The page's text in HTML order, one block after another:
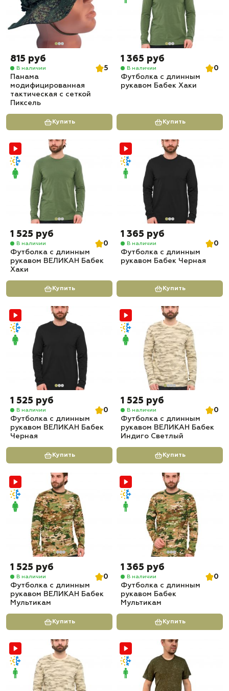
815 руб
В наличии
5
Панама
модифицированная
тактическая с сеткой
Пиксель
Купить
1 365 руб
В наличии
0
Футболка с длинным
рукавом Бабек Хаки
Купить
1 525 руб
В наличии
0
Футболка с длинным
рукавом ВЕЛИКАН Бабек
Хаки
Купить
1 365 руб
В наличии
0
Футболка с длинным
рукавом Бабек Черная
Купить
1 525 руб
В наличии
0
Футболка с длинным
рукавом ВЕЛИКАН Бабек
Черная
Купить
1 525 руб
В наличии
0
Футболка с длинным
рукавом ВЕЛИКАН Бабек
Индиго Светлый
Купить
1 525 руб
В наличии
0
Футболка с длинным
рукавом ВЕЛИКАН Бабек
Мультикам
Купить
1 365 руб
В наличии
0
Футболка с длинным
рукавом Бабек
Мультикам
Купить